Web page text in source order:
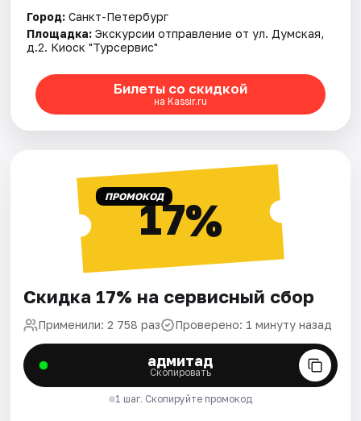
Город: Санкт-Петербург
Площадка: Экскурсии отправление от ул. Думская,
д.2. Киоск "Турсервис"
Билеты со скидкой
на Kassir.ru
ПРОМОКОД17%
Скидка 17% на сервисный сбор
Применили: 2 758 раз Проверено: 1 минуту назад
адмитад
Скопировать
1 шаг. Скопируйте промокод